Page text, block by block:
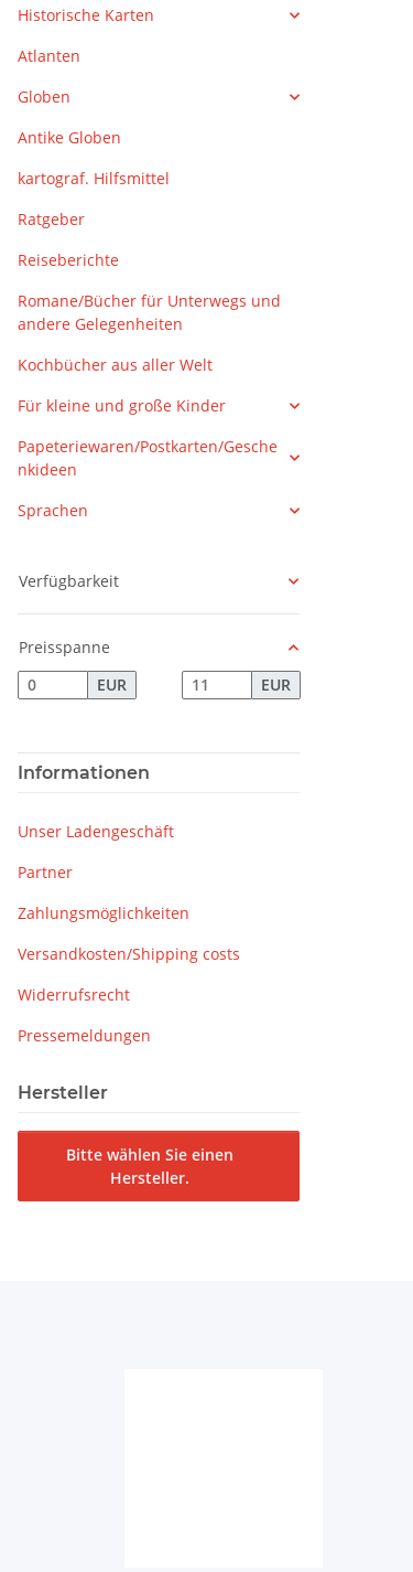
Historische Karten
Atlanten
Globen
Antike Globen
kartograf. Hilfsmittel
Ratgeber
Reiseberichte
Romane/Bücher für Unterwegs und
andere Gelegenheiten
Kochbücher aus aller Welt
Für kleine und große Kinder
Papeteriewaren/Postkarten/Gesche
nkideen
Sprachen
Verfügbarkeit
Preisspanne
EUR
EUR
Informationen
Unser Ladengeschäft
Partner
Zahlungsmöglichkeiten
Versandkosten/Shipping costs
Widerrufsrecht
Pressemeldungen
Hersteller
Bitte wählen Sie einen
Hersteller.